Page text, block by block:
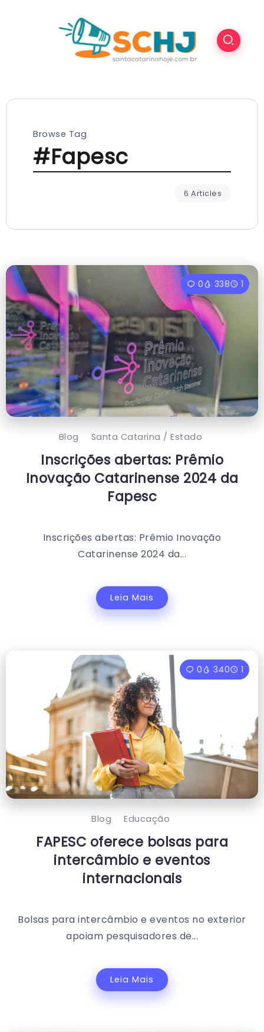
Browse Tag
#Fapesc
6 Articles
0 338 1
Blog Santa Catarina / Estado
Inscrições abertas: Prêmio
Inovação Catarinense 2024 da
Fapesc
Inscrições abertas: Prêmio Inovação
Catarinense 2024 da...
Leia Mais
0 340 1
Blog Educação
FAPESC oferece bolsas para
intercâmbio e eventos
internacionais
Bolsas para intercâmbio e eventos no exterior
apoiam pesquisadores de...
Leia Mais